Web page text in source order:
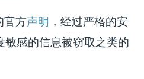
官方声明 ，经过严格的安
敏感的信息被窃取之类的